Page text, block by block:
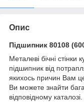
Опис
Підшипник 80108
Металеві бічні
підшипник від
якихось причин Вам
Ви можете знайти
відповідному каталозі.